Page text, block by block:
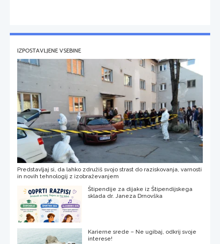
IZPOSTAVLJENE VSEBINE
Predstavljaj si, da lahko združiš svojo strast do raziskovanja, varnosti
in novih tehnologij z izobraževanjem
Štipendije za dijake iz Štipendijskega
sklada dr. Janeza Drnovška
Karierne srede – Ne ugibaj, odkrij svoje
interese!